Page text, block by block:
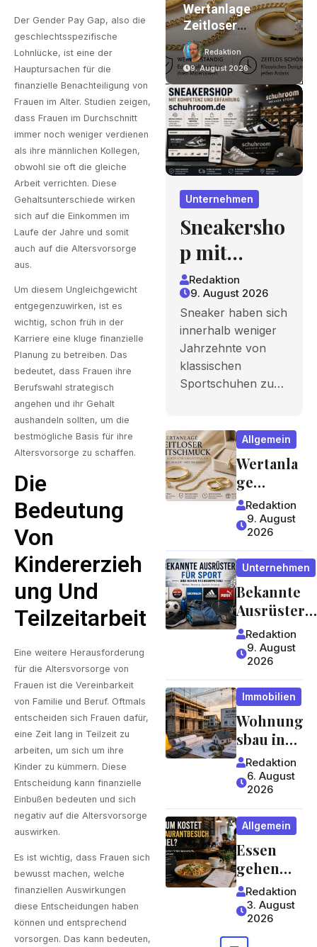
Der Gender Pay Gap, also die
geschlechtsspezifische
Lohnlücke, ist eine der
Hauptursachen für die
finanzielle Benachteiligung von
Frauen im Alter. Studien zeigen,
dass Frauen im Durchschnitt
immer noch weniger verdienen
als ihre männlichen Kollegen,
obwohl sie oft die gleiche
Arbeit verrichten. Diese
Gehaltsunterschiede wirken
sich auf die Einkommen im
Laufe der Jahre und somit
auch auf die Altersvorsorge
aus.
Um diesem Ungleichgewicht
entgegenzuwirken, ist es
wichtig, schon früh in der
Karriere eine kluge finanzielle
Planung zu betreiben. Das
bedeutet, dass Frauen ihre
Berufswahl strategisch
angehen und ihr Gehalt
aushandeln sollten, um die
bestmögliche Basis für ihre
Altersvorsorge zu schaffen.
Die
Bedeutung
Von
Kindererzieh
Ung Und
Teilzeitarbeit
Eine weitere Herausforderung
für die Altersvorsorge von
Frauen ist die Vereinbarkeit
von Familie und Beruf. Oftmals
entscheiden sich Frauen dafür,
eine Zeit lang in Teilzeit zu
arbeiten, um sich um ihre
Kinder zu kümmern. Diese
Entscheidung kann finanzielle
Einbußen bedeuten und sich
negativ auf die Altersvorsorge
auswirken.
Es ist wichtig, dass Frauen sich
bewusst machen, welche
finanziellen Auswirkungen
diese Entscheidungen haben
können und entsprechend
vorsorgen. Das kann bedeuten,
Kompetenz Und
Erfahrung
Redaktion
9. August 2026
Wertanlage
Zeitloser
Echtschmuck –
Einfach Schön
Und
Erschwinglich
Redaktion
9. August 2026
Unternehmen
Sneakersho
p mit
Kompetenz
und
Erfahrung
Redaktion
9. August 2026
Sneaker haben sich
innerhalb weniger
Jahrzehnte von
klassischen
Sportschuhen zu…
Allgemein
Wertanla
ge
Zeitloser
Echtsch
muck –
Einfach
schön
und
erschwin
glich
Redaktion
9. August
2026
Unternehmen
Bekannte
Ausrüster
für Sport
und hoher
Fachkompe
tenz
Redaktion
9. August
2026
Immobilien
Wohnung
sbau in
der Krise:
Worauf
Bauherre
n und
Käufer bei
Kosten,
Finanzier
ung und
Zeitplan
achten
sollten
Redaktion
6. August
2026
Allgemein
Essen
gehen
wird zum
Luxus?
Wie
Gastrono
Redaktion
3. August
2026